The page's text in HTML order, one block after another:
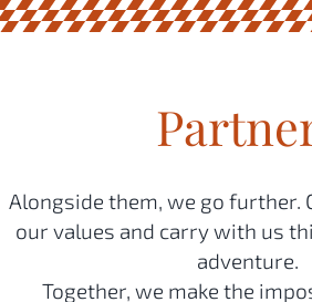
Alongside them, we go further.
our values and carry with us
adventure.
Together, we make the